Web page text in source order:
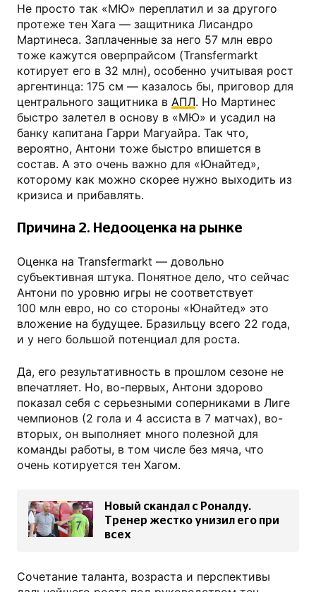
Не просто так «МЮ» переплатил и за другого
протеже тен Хага — защитника Лисандро
Мартинеса. Заплаченные за него 57 млн евро
тоже кажутся оверпрайсом (Transfermarkt
котирует его в 32 млн), особенно учитывая рост
аргентинца: 175 см — казалось бы, приговор для
центрального защитника в АПЛ. Но Мартинес
быстро залетел в основу в «МЮ» и усадил на
банку капитана Гарри Магуайра. Так что,
вероятно, Антони тоже быстро впишется в
состав. А это очень важно для «Юнайтед»,
которому как можно скорее нужно выходить из
кризиса и прибавлять.
Причина 2. Недооценка на рынке
Оценка на Transfermarkt — довольно
субъективная штука. Понятное дело, что сейчас
Антони по уровню игры не соответствует
100 млн евро, но со стороны «Юнайтед» это
вложение на будущее. Бразильцу всего 22 года,
и у него большой потенциал для роста.
Да, его результативность в прошлом сезоне не
впечатляет. Но, во-первых, Антони здорово
показал себя с серьезными соперниками в Лиге
чемпионов (2 гола и 4 ассиста в 7 матчах), во-
вторых, он выполняет много полезной для
команды работы, в том числе без мяча, что
очень котируется тен Хагом.
Новый скандал с Роналду.
Тренер жестко унизил его при
всех
Сочетание таланта, возраста и перспективы